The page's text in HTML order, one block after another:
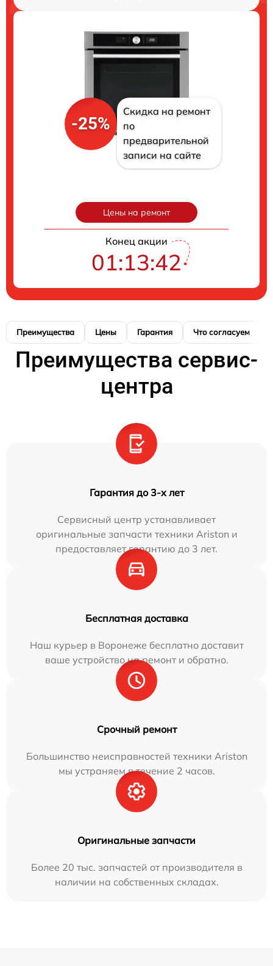
-25%
Скидка на ремонт
по
предварительной
записи на сайте
Цены на ремонт
Конец акции
01:13:40
Преимущества Цены Гарантия Что согласуем
Преимущества сервис-
центра
Гарантия до 3-х лет
Сервисный центр устанавливает
оригинальные запчасти техники Ariston и
предоставляет гарантию до 3 лет.
Бесплатная доставка
Наш курьер в Воронеже бесплатно доставит
ваше устройство на ремонт и обратно.
Срочный ремонт
Большинство неисправностей техники Ariston
мы устраняем в течение 2 часов.
Оригинальные запчасти
Более 20 тыс. запчастей от производителя в
наличии на собственных складах.